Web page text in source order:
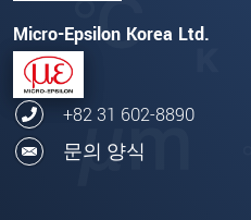
Micro-Epsilon Korea Ltd.
+82 31 602-8890
문의 양식